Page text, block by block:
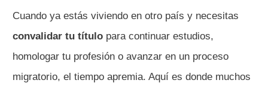
Cuando ya estás viviendo en otro país y necesitas
convalidar tu título para continuar estudios,
homologar tu profesión o avanzar en un proceso
migratorio, el tiempo apremia. Aquí es donde muchos